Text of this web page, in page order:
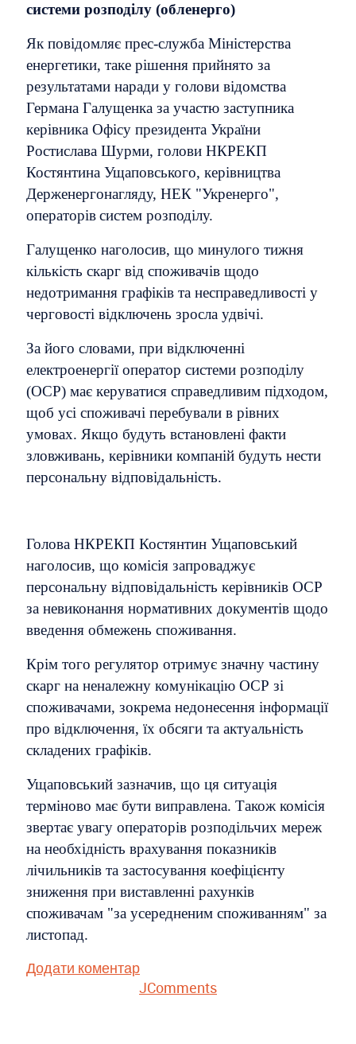
системи розподілу (обленерго)
Як повідомляє прес-служба Міністерства
енергетики, таке рішення прийнято за
результатами наради у голови відомства
Германа Галущенка за участю заступника
керівника Офісу президента України
Ростислава Шурми, голови НКРЕКП
Костянтина Ущаповського, керівництва
Держенергонагляду, НЕК "Укренерго",
операторівсистем розподілу.
Галущенко наголосив, що минулого тижня
кількість скарг від споживачів щодо
недотримання графіків та несправедливості у
черговості відключень зросла удвічі.
За його словами, при відключенні
електроенергії оператор системи розподілу
(ОСР) має керуватися справедливим підходом,
щоб усі споживачі перебували в рівних
умовах. Якщо будуть встановлені факти
зловживань, керівники компаній будуть нести
персональну відповідальність.
Голова НКРЕКП Костянтин Ущаповський
наголосив, що комісія запроваджує
персональну відповідальність керівників ОСР
за невиконання нормативних документів щодо
введення обмежень споживання.
Крім того регулятор отримує значну частину
скарг на неналежну комунікацію ОСР зі
споживачами, зокрема недонесення інформації
про відключення, їх обсяги та актуальність
складених графіків.
Ущаповський зазначив, що ця ситуація
терміново має бути виправлена. Також комісія
звертає увагу операторів розподільчих мереж
на необхідність врахування показників
лічильників та застосування коефіцієнту
зниження при виставленні рахунків
споживачам "за усередненим споживанням" за
листопад.
Додати коментар
JComments